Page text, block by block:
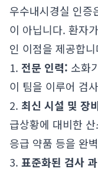
우수내시경실 인증
이 아닙니다. 환자
인 이점을 제공합
1. 전문 인력: 소화
이 팀을 이루어 검
2. 최신 시설 및 장
급상황에 대비한
응급 약품 등을 완
3. 표준화된 검사